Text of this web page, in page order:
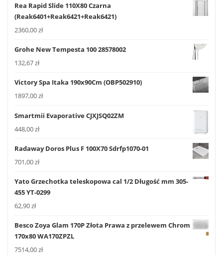
Rea Rapid Slide 110X80 Czarna
(Reak6401+Reak6421+Reak6421)
2360,00zł
Grohe New Tempesta 100 28578002
132,67zł
Victory Spa Itaka 190x90Cm (OBP502910)
1897,00zł
Smartmii Evaporative CJXJSQ02ZM
448,00zł
Radaway Doros Plus F 100X70 Sdrfp1070-01
701,00zł
Yato Grzechotka teleskopowa cal 1/2 Długość mm 305-
455 YT-0299
62,90zł
Besco Zoya Glam 170P Złota Prawa z przelewem Chrom
170x80 WA170ZPZL
7514,00zł